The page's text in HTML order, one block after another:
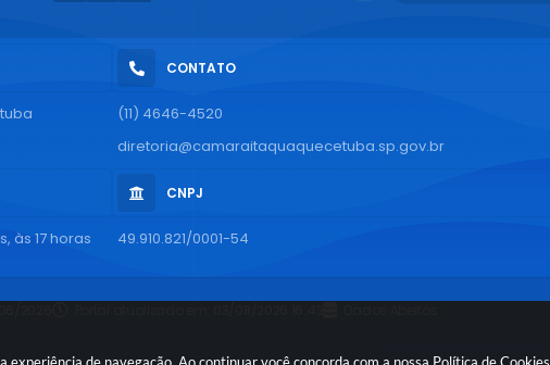
CONTATO
(11) 4646-4520
diretoria@camaraitaquaquecetuba.sp.gov.br
às 17 horas
CNPJ
49.910.821/0001-54